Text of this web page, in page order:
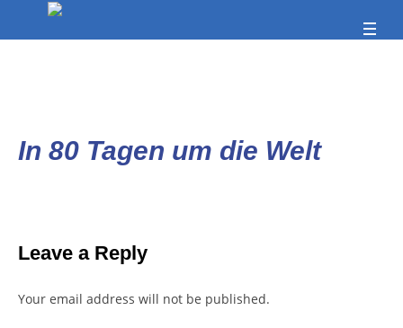
In 80 Tagen um die Welt
Leave a Reply
Your email address will not be published.